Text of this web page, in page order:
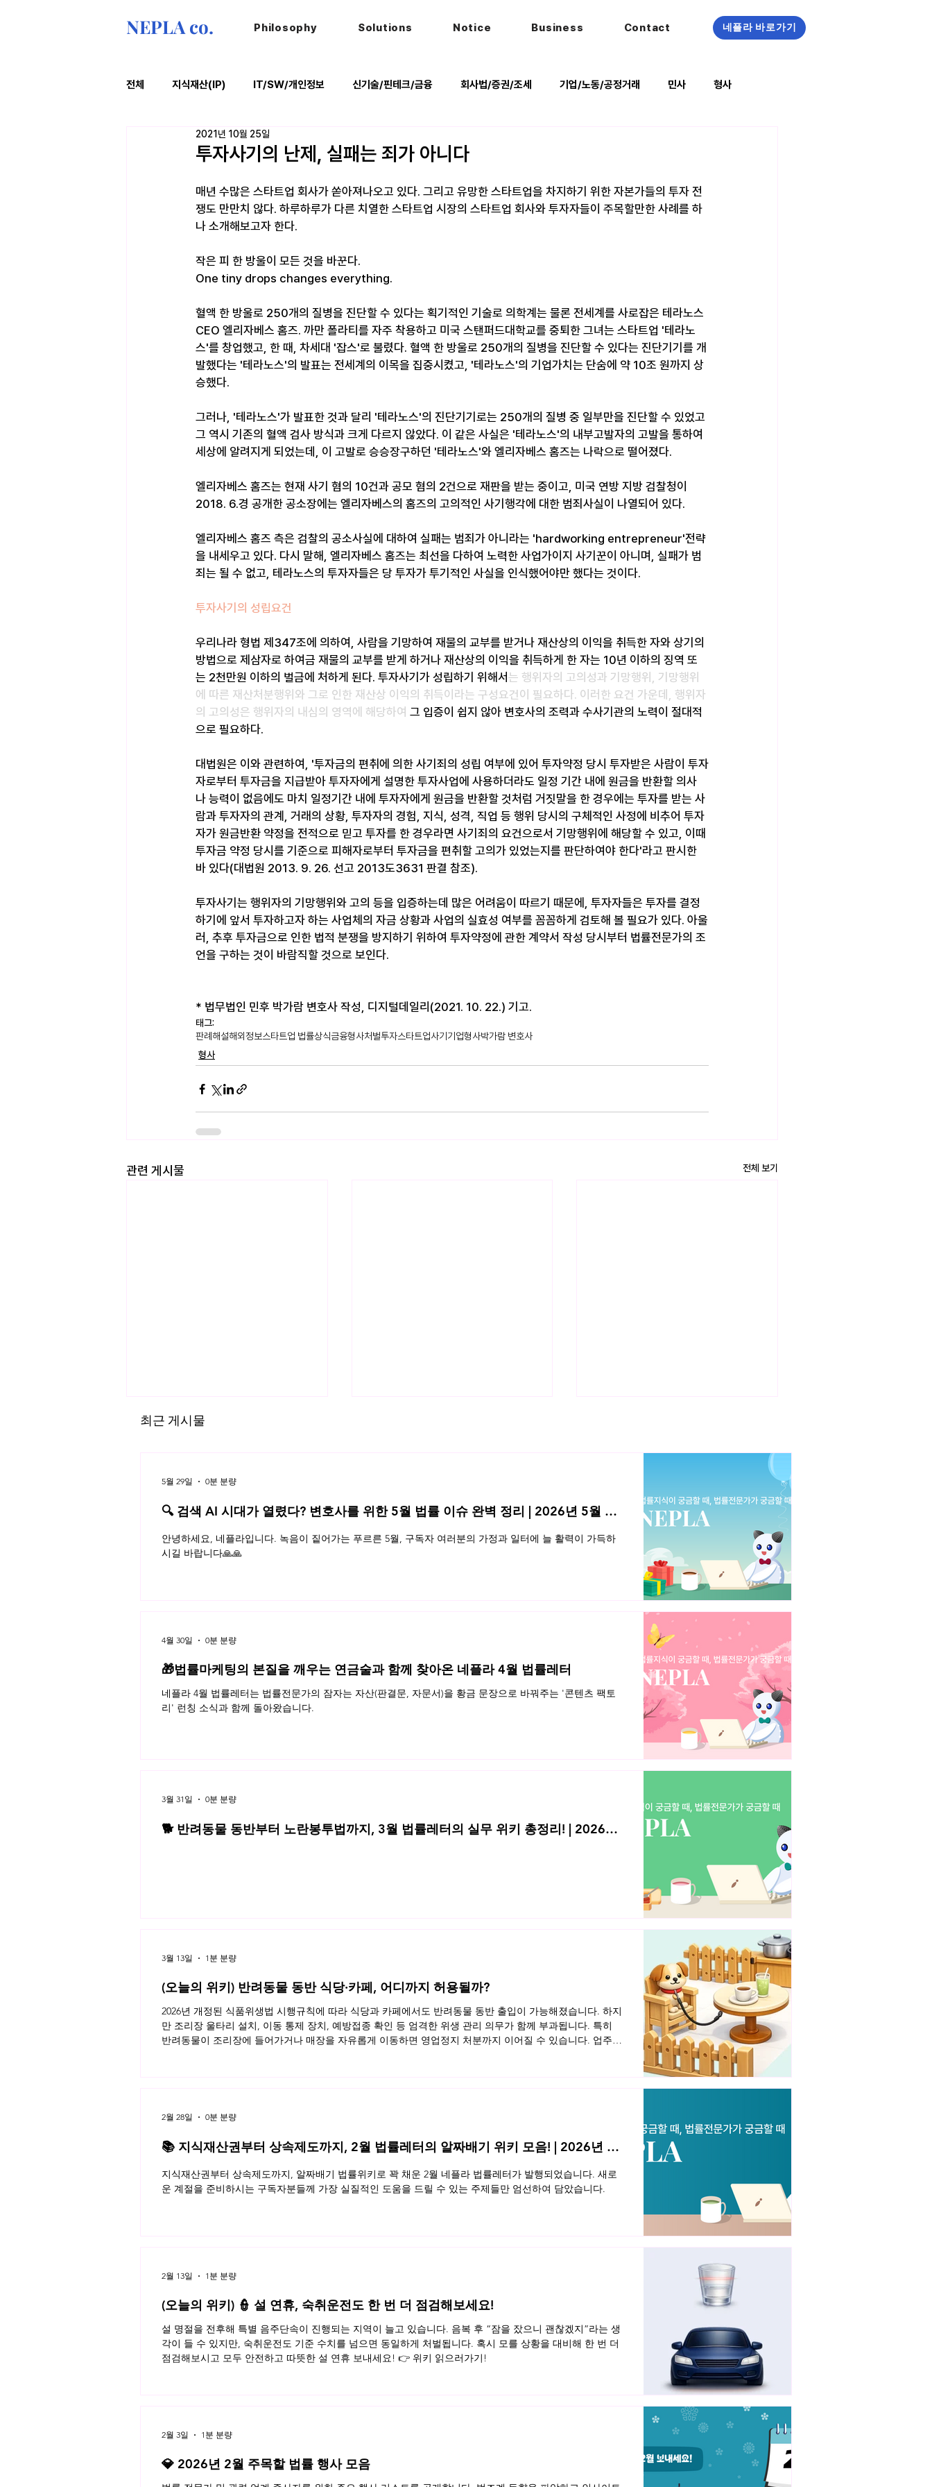
NEPLA co. Philosophy Solutions Notice Business Contact 네플라 바로가기
전체 지식재산(IP) IT/SW/개인정보 신기술/핀테크/금융 회사법/증권/조세 기업/노동/공정거래 민사 형사
법률레터 오늘의위키
투자사기의 난제, 실패는 죄가 아니다
2021년 10월 25일
매년 수많은 스타트업 회사가 쏟아져나오고 있다. 그리고 유망한 스타트업을 차지하기 위한 자본가들의 투자 전
쟁도 만만치 않다. 하루하루가 다른 치열한 스타트업 시장의 스타트업 회사와 투자자들이 주목할만한 사례를 하
나 소개해보고자 한다.
작은 피 한 방울이 모든 것을 바꾼다.
One tiny drops changes everything.
혈액 한 방울로 250개의 질병을 진단할 수 있다는 획기적인 기술로 의학계는 물론 전세계를 사로잡은 테라노스
CEO 엘리자베스 홈즈. 까만 폴라티를 자주 착용하고 미국 스탠퍼드대학교를 중퇴한 그녀는 스타트업 '테라노
스'를 창업했고, 한 때, 차세대 '잡스'로 불렸다. 혈액 한 방울로 250개의 질병을 진단할 수 있다는 진단기기를 개
발했다는 '테라노스'의 발표는 전세계의 이목을 집중시켰고, '테라노스'의 기업가치는 단숨에 약 10조 원까지 상
승했다.
그러나, '테라노스'가 발표한 것과 달리 '테라노스'의 진단기기로는 250개의 질병 중 일부만을 진단할 수 있었고
그 역시 기존의 혈액 검사 방식과 크게 다르지 않았다. 이 같은 사실은 '테라노스'의 내부고발자의 고발을 통하여
세상에 알려지게 되었는데, 이 고발로 승승장구하던 '테라노스'와 엘리자베스 홈즈는 나락으로 떨어졌다.
엘리자베스 홈즈는 현재 사기 혐의 10건과 공모 혐의 2건으로 재판을 받는 중이고, 미국 연방 지방 검찰청이
2018. 6.경 공개한 공소장에는 엘리자베스의 홈즈의 고의적인 사기행각에 대한 범죄사실이 나열되어 있다.
엘리자베스 홈즈 측은 검찰의 공소사실에 대하여 실패는 범죄가 아니라는 'hardworking entrepreneur'전략
을 내세우고 있다. 다시 말해, 엘리자베스 홈즈는 최선을 다하여 노력한 사업가이지 사기꾼이 아니며, 실패가 범
죄는 될 수 없고, 테라노스의 투자자들은 당 투자가 투기적인 사실을 인식했어야만 했다는 것이다.
투자사기의 성립요건
우리나라 형법 제347조에 의하여, 사람을 기망하여 재물의 교부를 받거나 재산상의 이익을 취득한 자와 상기의
방법으로 제삼자로 하여금 재물의 교부를 받게 하거나 재산상의 이익을 취득하게 한 자는 10년 이하의 징역 또
는 2천만원 이하의 벌금에 처하게 된다. 투자사기가 성립하기 위해서는 행위자의 고의성과 기망행위, 기망행위
에 따른 재산처분행위와 그로 인한 재산상 이익의 취득이라는 구성요건이 필요하다. 이러한 요건 가운데, 행위자
의 고의성은 행위자의 내심의 영역에 해당하여 그 입증이 쉽지 않아 변호사의 조력과 수사기관의 노력이 절대적
으로 필요하다.
대법원은 이와 관련하여, '투자금의 편취에 의한 사기죄의 성립 여부에 있어 투자약정 당시 투자받은 사람이 투자
자로부터 투자금을 지급받아 투자자에게 설명한 투자사업에 사용하더라도 일정 기간 내에 원금을 반환할 의사
나 능력이 없음에도 마치 일정기간 내에 투자자에게 원금을 반환할 것처럼 거짓말을 한 경우에는 투자를 받는 사
람과 투자자의 관계, 거래의 상황, 투자자의 경험, 지식, 성격, 직업 등 행위 당시의 구체적인 사정에 비추어 투자
자가 원금반환 약정을 전적으로 믿고 투자를 한 경우라면 사기죄의 요건으로서 기망행위에 해당할 수 있고, 이때
투자금 약정 당시를 기준으로 피해자로부터 투자금을 편취할 고의가 있었는지를 판단하여야 한다'라고 판시한
바 있다(대법원 2013. 9. 26. 선고 2013도3631 판결 참조).
투자사기는 행위자의 기망행위와 고의 등을 입증하는데 많은 어려움이 따르기 때문에, 투자자들은 투자를 결정
하기에 앞서 투자하고자 하는 사업체의 자금 상황과 사업의 실효성 여부를 꼼꼼하게 검토해 볼 필요가 있다. 아울
러, 추후 투자금으로 인한 법적 분쟁을 방지하기 위하여 투자약정에 관한 계약서 작성 당시부터 법률전문가의 조
언을 구하는 것이 바람직할 것으로 보인다.
* 법무법인 민후 박가람 변호사 작성, 디지털데일리(2021. 10. 22.) 기고.
태그:
판례해설해외정보스타트업 법률상식금융형사처벌투자스타트업사기 기업형사박가람 변호사
형사
관련 게시물 전체 보기
스타트업과 청탁금지법
사모펀드 설립 절차 : PEF와 벤처
투자조합 설립의 비교
주식발행으로 인한 투자유치와 계
약서 작성
최근 게시물
🔍 검색 AI 시대가 열렸다? 변호사를 위한 5월 법률 이슈 완벽 정리 | 2026년 5월 네
플라 법률레터
안녕하세요, 네플라입니다. 녹음이 짙어가는 푸르른 5월, 구독자 여러분의 가정과 일터에 늘 활력이 가득하
시길 바랍니다🙏🙏
5월 29일 0분 분량
🎁법률마케팅의 본질을 깨우는 연금술과 함께 찾아온 네플라 4월 법률레터
네플라 4월 법률레터는 법률전문가의 잠자는 자산(판결문, 자문서)을 황금 문장으로 바꿔주는 '콘텐츠 팩토
리' 런칭 소식과 함께 돌아왔습니다.
4월 30일 0분 분량
🐕 반려동물 동반부터 노란봉투법까지, 3월 법률레터의 실무 위키 총정리! | 2026년
3월 31일 0분 분량
(오늘의 위키) 반려동물 동반 식당·카페, 어디까지 허용될까?
2026년 개정된 식품위생법 시행규칙에 따라 식당과 카페에서도 반려동물 동반 출입이 가능해졌습니다. 하지
만 조리장 울타리 설치, 이동 통제 장치, 예방접종 확인 등 엄격한 위생 관리 의무가 함께 부과됩니다. 특히
반려동물이 조리장에 들어가거나 매장을 자유롭게 이동하면 영업정지 처분까지 이어질 수 있습니다. 업주와
3월 13일 1분 분량
📚 지식재산권부터 상속제도까지, 2월 법률레터의 알짜배기 위키 모음! | 2026년 2
월 네플라 법률레터
지식재산권부터 상속제도까지, 알짜배기 법률위키로 꽉 채운 2월 네플라 법률레터가 발행되었습니다. 새로
운 계절을 준비하시는 구독자분들께 가장 실질적인 도움을 드릴 수 있는 주제들만 엄선하여 담았습니다.
2월 28일 0분 분량
(오늘의 위키) 👮 설 연휴, 숙취운전도 한 번 더 점검해보세요!
설 명절을 전후해 특별 음주단속이 진행되는 지역이 늘고 있습니다. 음복 후 “잠을 잤으니 괜찮겠지”라는 생
각이 들 수 있지만, 숙취운전도 기준 수치를 넘으면 동일하게 처벌됩니다. 혹시 모를 상황을 대비해 한 번 더
점검해보시고 모두 안전하고 따뜻한 설 연휴 보내세요! 👉 위키 읽으러가기!
2월 13일 1분 분량
💎 2026년 2월 주목할 법률 행사 모음
2월 3일 1분 분량